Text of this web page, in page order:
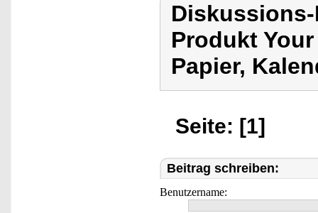
Produkt
Papier,
Seite: [1]
Beitrag schreiben:
Benutzername: